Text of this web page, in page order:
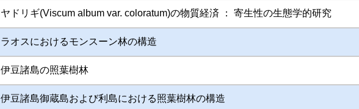
ヤドリギ(Viscum album var. coloratum)の物質経済 ： 寄生性の生態学的研究
ラオスにおけるモンスーン林の構造
伊豆諸島の照葉樹林
伊豆諸島御蔵島および利島における照葉樹林の構造